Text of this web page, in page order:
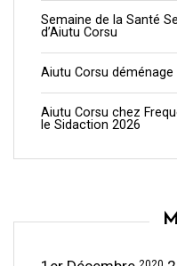
Semaine de la Santé
d’Aiutu Corsu
Aiutu Corsu
Aiutu Corsu chez
le Sidaction 2026